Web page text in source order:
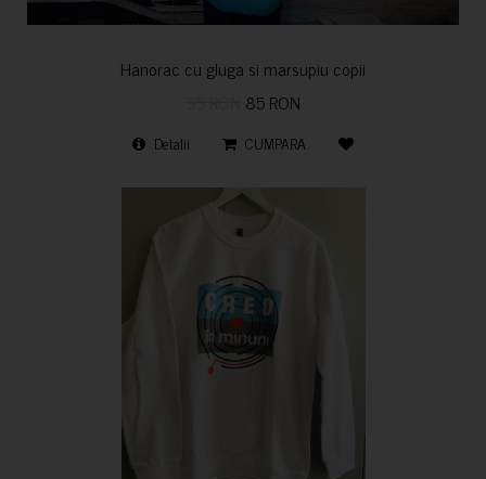
Hanorac cu gluga si marsupiu copii
85 RON
Detalii CUMPARA